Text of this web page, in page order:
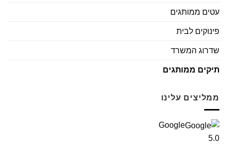
עטים ממותגים
פינוקים לבית
שדרוג המשרד
תיקים ממותגים
ממליצים עלינו
Google
5.0